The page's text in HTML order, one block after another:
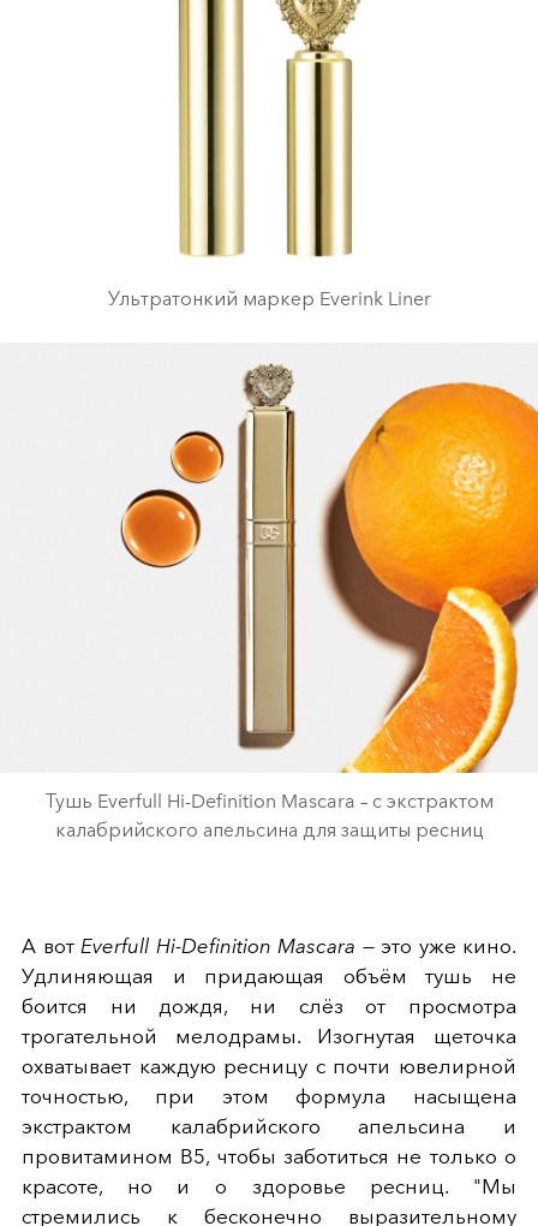
Ультратонкий маркер Everink Liner
Тушь Everfull Hi-Definition Mascara – с экстрактом
калабрийского апельсина для защиты ресниц
А вот Everfull Hi-Definition Mascara — это уже кино.
Удлиняющая и придающая объём тушь не
боится ни дождя, ни слёз от просмотра
трогательной мелодрамы. Изогнутая щеточка
охватывает каждую ресницу с почти ювелирной
точностью, при этом формула насыщена
экстрактом калабрийского апельсина и
провитамином B5, чтобы заботиться не только о
красоте, но и о здоровье ресниц. "Мы
стремились к бесконечно выразительному